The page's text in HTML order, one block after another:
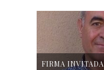
FIRMA INVITADA